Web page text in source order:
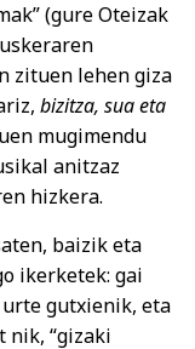
(gure Oteizak
zituen lehen giza
bizitza, sua eta
mugimendu
anitzaz
hizkera.
baizik eta
ikerketek: gai
urte gutxienik, eta
nik, “gizaki